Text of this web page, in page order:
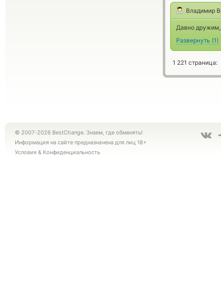
Владимир
Давно
Развернуть (1)
1 221 страница:
© 2007-2026 BestChange. Знаем, где обменять!
Информация на сайте предназначена для лиц 18+
Условия & Конфиденциальность